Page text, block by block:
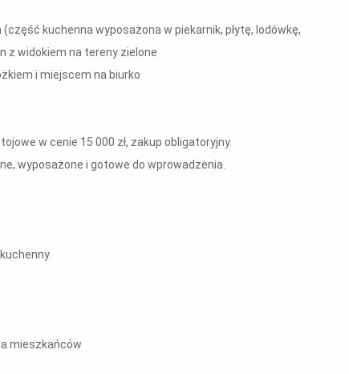
kuchenna wyposażona w piekarnik, płytę, lodówkę,
z widokiem na tereny zielone
i miejscem na biurko
w cenie 15 000 zł, zakup obligatoryjny.
wyposażone i gotowe do wprowadzenia.
mieszkańców